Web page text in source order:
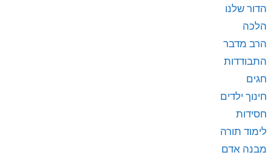
הדור שלנו
הלכה
הרב מדבר
התבודדות
חגים
חינוך ילדים
חסידות
לימוד תורה
מבנה אדם